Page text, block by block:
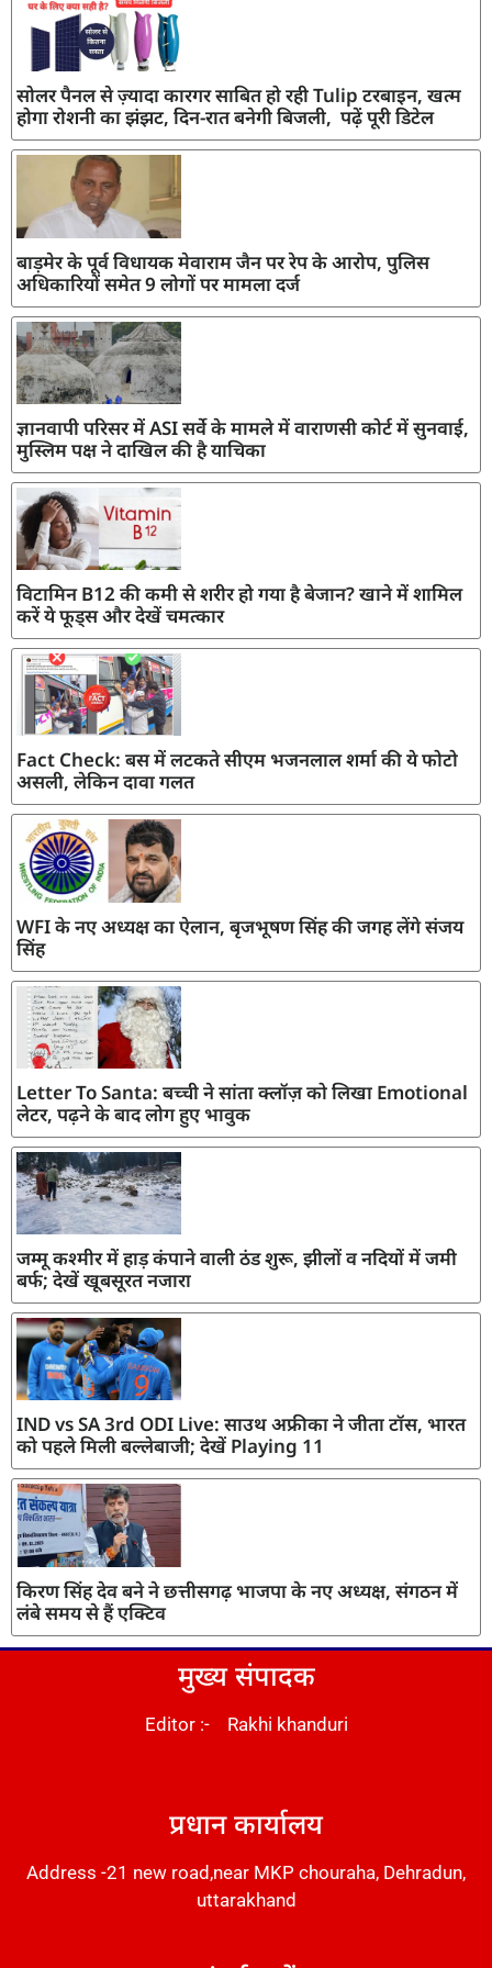
सोलर पैनल से ज़्यादा कारगर साबित हो रही Tulip टरबाइन, खत्म
होगा रोशनी का झंझट, दिन-रात बनेगी बिजली, पढ़ें पूरी डिटेल
बाड़मेर के पूर्व विधायक मेवाराम जैन पर रेप के आरोप, पुलिस
अधिकारियों समेत 9 लोगों पर मामला दर्ज
ज्ञानवापी परिसर में ASI सर्वे के मामले में वाराणसी कोर्ट में सुनवाई,
मुस्लिम पक्ष ने दाखिल की है याचिका
विटामिन B12 की कमी से शरीर हो गया है बेजान? खाने में शामिल
करें ये फूड्स और देखें चमत्कार
Fact Check: बस में लटकते सीएम भजनलाल शर्मा की ये फोटो
असली, लेकिन दावा गलत
WFI के नए अध्यक्ष का ऐलान, बृजभूषण सिंह की जगह लेंगे संजय
सिंह
Letter To Santa: बच्ची ने सांता क्लॉज़ को लिखा Emotional
लेटर, पढ़ने के बाद लोग हुए भावुक
जम्मू कश्मीर में हाड़ कंपाने वाली ठंड शुरू, झीलों व नदियों में जमी
बर्फ; देखें खूबसूरत नजारा
IND vs SA 3rd ODI Live: साउथ अफ्रीका ने जीता टॉस, भारत
को पहले मिली बल्लेबाजी; देखें Playing 11
किरण सिंह देव बने ने छत्तीसगढ़ भाजपा के नए अध्यक्ष, संगठन में
लंबे समय से हैं एक्टिव
मुख्य संपादक
Editor :- Rakhi khanduri
प्रधान कार्यालय
Address -21 new road,near MKP chouraha, Dehradun,
uttarakhand